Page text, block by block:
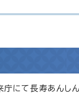
にて長寿あんし